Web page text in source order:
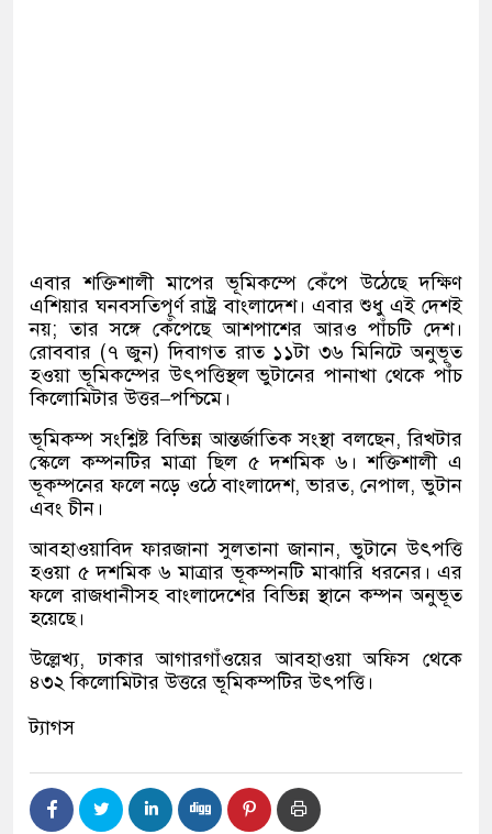
এবার শক্তিশালী মাপের ভূমিকম্পে কেঁপে উঠেছে দক্ষিণ
এশিয়ার ঘনবসতিপূর্ণ রাষ্ট্র বাংলাদেশ। এবার শুধু এই দেশই
নয়;তার সঙ্গে কেঁপেছে আশপাশের আরও পাঁচটি দেশ।
রোববার (৭ জুন)দিবাগত রাত ১১টা ৩৬ মিনিটে অনুভূত
হওয়া ভূমিকম্পের উৎপত্তিস্থল ভুটানের পানাখা থেকে পাঁচ
কিলোমিটার উত্তর–পশ্চিমে।
ভূমিকম্প সংশ্লিষ্ট বিভিন্ন আন্তর্জাতিক সংস্থা বলছেন,রিখটার
স্কেলে কম্পনটির মাত্রা ছিল ৫ দশমিক ৬। শক্তিশালী এ
ভূকম্পনের ফলে নড়ে ওঠে বাংলাদেশ,ভারত,নেপাল,ভুটান
এবং চীন।
আবহাওয়াবিদ ফারজানা সুলতানা জানান,ভুটানে উৎপত্তি
হওয়া ৫ দশমিক ৬ মাত্রার ভূকম্পনটি মাঝারি ধরনের। এর
ফলে রাজধানীসহ বাংলাদেশের বিভিন্ন স্থানে কম্পন অনুভূত
হয়েছে।
উল্লেখ্য,ঢাকার আগারগাঁওয়ের আবহাওয়া অফিস থেকে
৪৩২ কিলোমিটার উত্তরে ভূমিকম্পটির উৎপত্তি।
ট্যাগস